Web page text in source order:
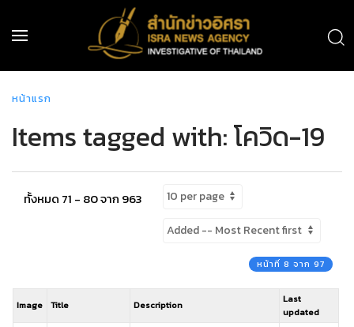
หน้าแรก
Items tagged with: โควิด-19
ทั้งหมด 71 - 80 จาก 963
หน้าที่ 8 จาก 97
Image Title Description
Last
updated